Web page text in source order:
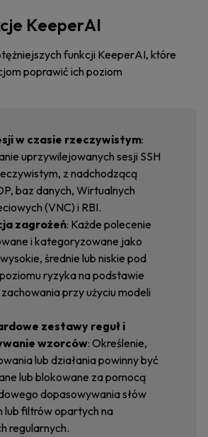
KeeperAI
funkcji KeeperAI, które
poprawić ich poziom
w czasie rzeczywistym:
uprzywilejowanych sesji SSH
z nadchodzącą
baz danych, Wirtualnych
(VNC) i RBI.
zagrożeń: Każde polecenie
i kategoryzowane jako
średnie lub niskie pod
ryzyka na podstawie
przy użyciu modeli
zestawy reguł i
wzorców: Określenie,
lub działania powinny być
lub blokowane za pomocą
dopasowywania słów
lub filtrów opartych na
regularnych.